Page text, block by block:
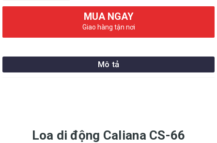
MUA NGAY
Giao hàng tận nơi
Mô tả
Loa di động Caliana CS-66